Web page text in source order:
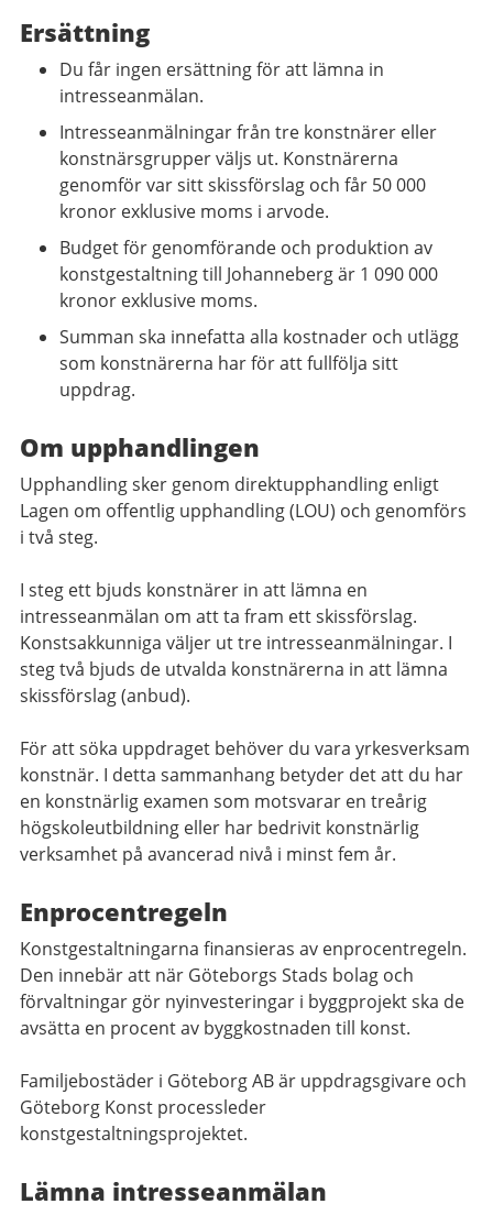
Ersättning
Du får ingen ersättning för att lämna in
intresseanmälan.
Intresseanmälningar från tre konstnärer eller
konstnärsgrupper väljs ut. Konstnärerna
genomför var sitt skissförslag och får 50 000
kronor exklusive moms i arvode.
Budget för genomförande och produktion av
konstgestaltning till Johanneberg är 1 090 000
kronor exklusive moms.
Summan ska innefatta alla kostnader och utlägg
som konstnärerna har för att fullfölja sitt
uppdrag.
Om upphandlingen
Upphandling sker genom direktupphandling enligt
Lagen om offentlig upphandling (LOU) och genomförs
i två steg.
I steg ett bjuds konstnärer in att lämna en
intresseanmälan om att ta fram ett skissförslag.
Konstsakkunniga väljer ut tre intresseanmälningar. I
steg två bjuds de utvalda konstnärerna in att lämna
skissförslag (anbud).
För att söka uppdraget behöver du vara yrkesverksam
konstnär. I detta sammanhang betyder det att du har
en konstnärlig examen som motsvarar en treårig
högskoleutbildning eller har bedrivit konstnärlig
verksamhet på avancerad nivå i minst fem år.
Enprocentregeln
Konstgestaltningarna finansieras av enprocentregeln.
Den innebär att när Göteborgs Stads bolag och
förvaltningar gör nyinvesteringar i byggprojekt ska de
avsätta en procent av byggkostnaden till konst.
Familjebostäder i Göteborg AB är uppdragsgivare och
Göteborg Konst processleder
konstgestaltningsprojektet.
Lämna intresseanmälan